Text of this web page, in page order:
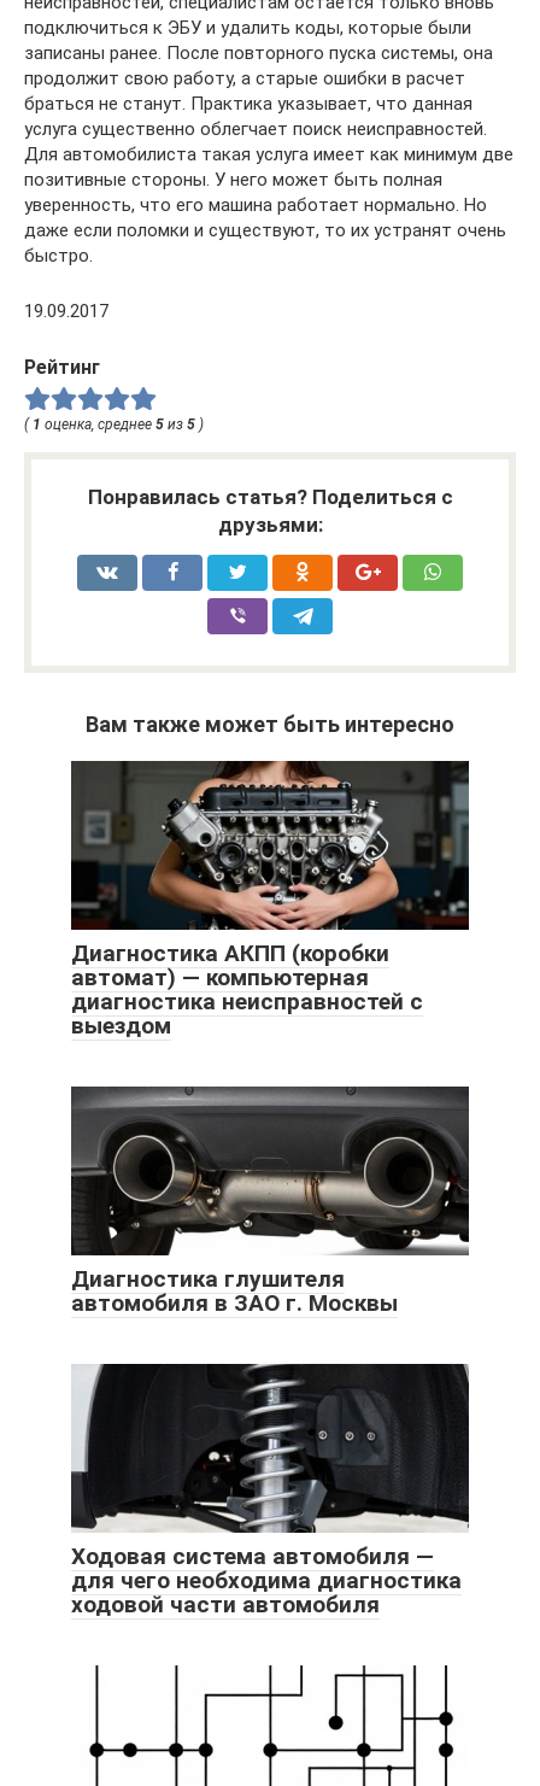
подключиться к ЭБУ и удалить коды, которые были
записаны ранее. После повторного пуска системы, она
продолжит свою работу, а старые ошибки в расчет
браться не станут. Практика указывает, что данная
услуга существенно облегчает поиск неисправностей.
Для автомобилиста такая услуга имеет как минимум две
позитивные стороны. У него может быть полная
уверенность, что его машина работает нормально. Но
даже если поломки и существуют, то их устранят очень
быстро.
19.09.2017
Рейтинг
( 1 оценка, среднее 5 из 5 )
Понравилась статья? Поделиться с
друзьями:
Вам также может быть интересно
Диагностика АКПП (коробки
автомат) — компьютерная
диагностика неисправностей с
выездом
Диагностика глушителя
автомобиля в ЗАО г. Москвы
Ходовая система автомобиля —
для чего необходима диагностика
ходовой части автомобиля